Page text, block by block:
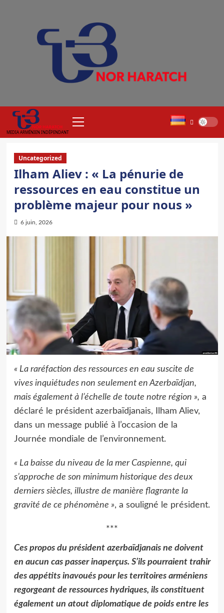
MEDIA ARMÉNIEN INDÉPENDANT
principal
Uncategorized
Ilham Aliev : « La pénurie de
ressources en eau constitue un
problème majeur pour nous »
6 juin, 2026
« La raréfaction des ressources en eau suscite de
vives inquiétudes non seulement en Azerbaïdjan,
mais également à l’échelle de toute notre région », a
déclaré le président azerbaïdjanais, Ilham Aliev,
dans un message publié à l’occasion de la
Journée mondiale de l’environnement.
« La baisse du niveau de la mer Caspienne, qui
s’approche de son minimum historique des deux
derniers siècles, illustre de manière flagrante la
gravité de ce phénomène », a souligné le président.
***
Ces propos du président azerbaïdjanais ne doivent
en aucun cas passer inaperçus. S’ils pourraient trahir
des appétits inavoués pour les territoires arméniens
regorgeant de ressources hydriques, ils constituent
également un atout diplomatique de poids entre les